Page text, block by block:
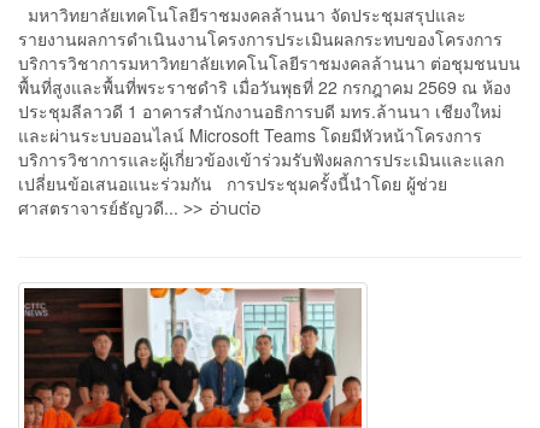
มหาวิทยาลัยเทคโนโลยีราชมงคลล้านนา จัดประชุมสรุปและ
รายงานผลการดำเนินงานโครงการประเมินผลกระทบของโครงการ
บริการวิชาการมหาวิทยาลัยเทคโนโลยีราชมงคลล้านนา ต่อชุมชนบน
พื้นที่สูงและพื้นที่พระราชดำริ เมื่อวันพุธที่ 22 กรกฎาคม 2569 ณ ห้อง
ประชุมลีลาวดี 1 อาคารสำนักงานอธิการบดี มทร.ล้านนา เชียงใหม่
และผ่านระบบออนไลน์ Microsoft Teams โดยมีหัวหน้าโครงการ
บริการวิชาการและผู้เกี่ยวข้องเข้าร่วมรับฟังผลการประเมินและแลก
เปลี่ยนข้อเสนอแนะร่วมกัน การประชุมครั้งนี้นำโดย ผู้ช่วย
ศาสตราจารย์ธัญวดี... >> อ่านต่อ